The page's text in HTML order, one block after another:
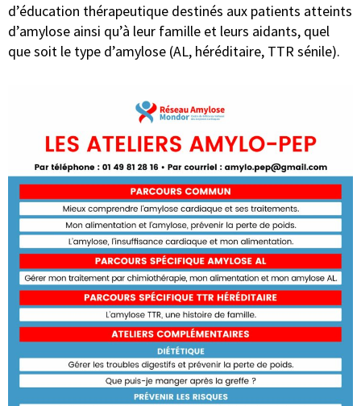
d’éducation thérapeutique destinés aux patients atteints
d’amylose ainsi qu’à leur famille et leurs aidants, quel
que soit le type d’amylose (AL, héréditaire, TTR sénile).